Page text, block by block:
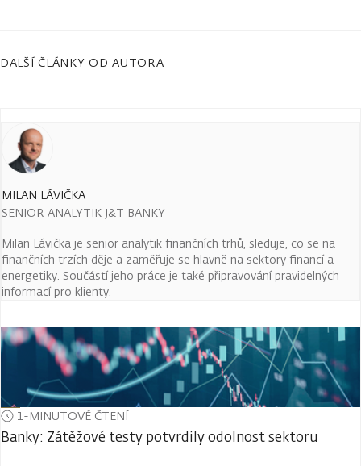
DALŠÍ ČLÁNKY OD AUTORA
MILAN LÁVIČKA
SENIOR ANALYTIK J&T BANKY
Milan Lávička je senior analytik finančních trhů, sleduje, co se na
finančních trzích děje a zaměřuje se hlavně na sektory financí a
energetiky. Součástí jeho práce je také připravování pravidelných
informací pro klienty.
1-MINUTOVÉ ČTENÍ
Banky: Zátěžové testy potvrdily odolnost sektoru